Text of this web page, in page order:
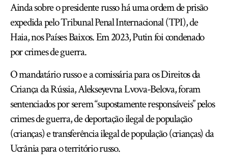
Ainda sobre o presidente russo há uma ordem de prisão
expedida pelo Tribunal Penal Internacional (TPI), de
Haia, nos Países Baixos. Em 2023, Putin foi condenado
por crimes de guerra.
O mandatário russo e a comissária para os Direitos da
Criança da Rússia, Alekseyevna Lvova-Belova, foram
sentenciados por serem “supostamente responsáveis” pelos
crimes de guerra, de deportação ilegal de população
(crianças) e transferência ilegal de população (crianças) da
Ucrânia para o território russo.